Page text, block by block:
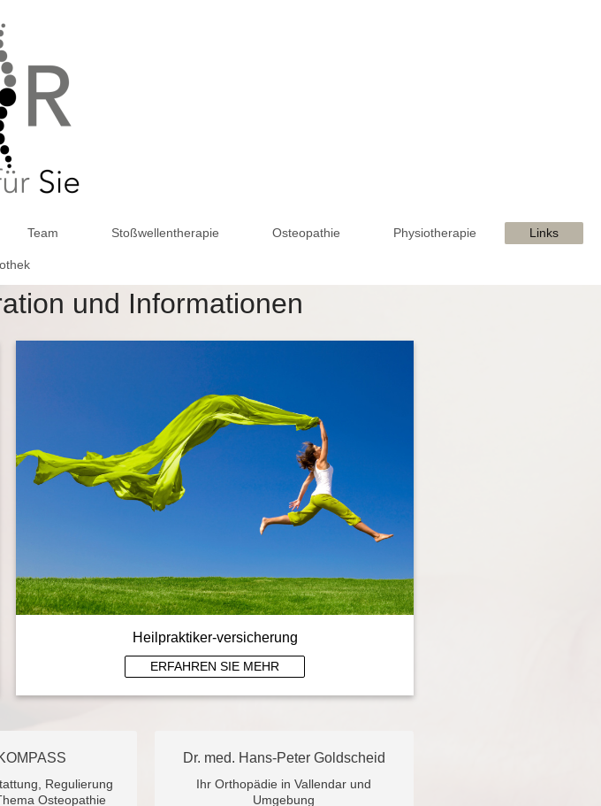
Team Stoßwellentherapie Osteopathie Physiotherapie Links
und Informationen
Heilpraktiker-versicherung
ERFAHREN SIE MEHR
Regulierung
Osteopathie
Dr. med. Hans-Peter Goldscheid
Ihr Orthopädie in Vallendar und
Umgebung